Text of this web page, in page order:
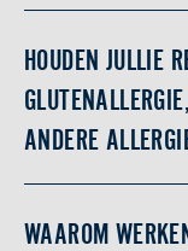
HOUDEN JULLIE
ANDERE
WAAROM